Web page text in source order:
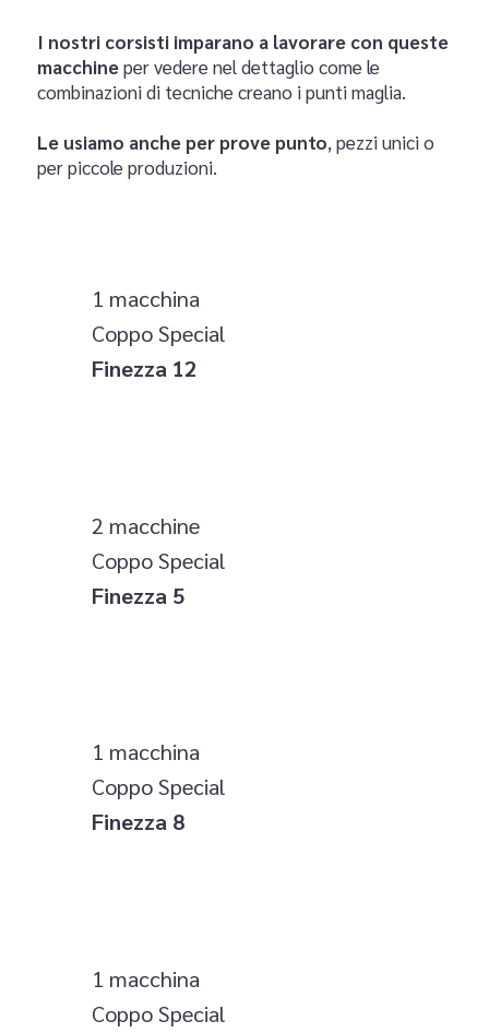
I nostri corsisti imparano a lavorare con queste
macchineper vedere nel dettaglio come le
combinazioni di tecniche creano i punti maglia.
Le usiamo anche per prove punto, pezzi unici o
per piccole produzioni.
1 macchina
Coppo Special
Finezza 12
1 macchina
Coppo Special
Finezza 8
1 macchina
Coppo Special
2 macchine
Coppo Special
Finezza 5